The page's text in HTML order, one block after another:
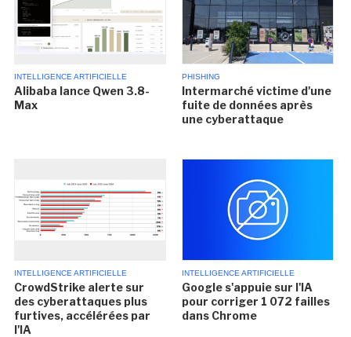
INTELLIGENCE ARTIFICIELLE
Alibaba lance Qwen 3.8-
Max
PHISHING
Intermarché victime d'une
fuite de données après
une cyberattaque
INTELLIGENCE ARTIFICIELLE
CrowdStrike alerte sur
des cyberattaques plus
furtives, accélérées par
l'IA
INTELLIGENCE ARTIFICIELLE
Google s'appuie sur l'IA
pour corriger 1 072 failles
dans Chrome